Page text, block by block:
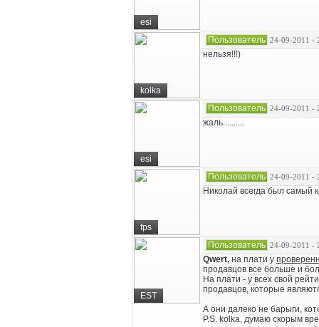
esi
kolka
Пользователь 24-09-2011 -
нельзя!!!)
esi
Пользователь 24-09-2011 -
жаль..........
fps
Пользователь 24-09-2011 -
Николай всегда был самый
EST
Пользователь 24-09-2011 -
Qwert, на плати у
продавцов все больше и
На плати - у всех свой
продавцов, которые
А они далеко не барыги,
P.S. kolka, думаю скорым